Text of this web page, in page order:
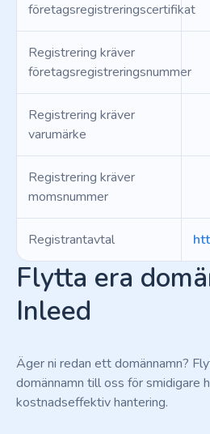
företagsregistreringscertifikat
Registrering kräver
företagsregistreringsnummer
Registrering kräver
varumärke
Registrering kräver
momsnummer
Registrantavtal
Flytta era
Inleed
Äger ni redan ett domännamn?
domännamn till oss för smidigare
kostnadseffektiv hantering.